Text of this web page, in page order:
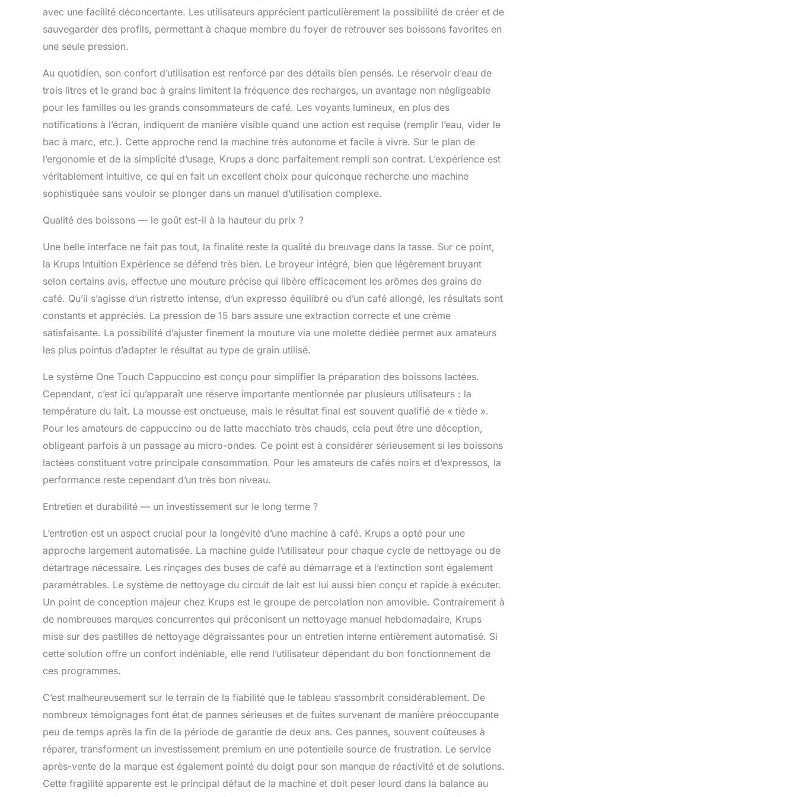
PERSONNALISATION ULTIME : personnalisez l'intensité de
quatrième niveau d'intensité PROFILS MULTIPLES : enregistrez
goûts
avec une facilité déconcertante. Les utilisateurs apprécient particulièrement la possibilité de créer et de
sauvegarder des profils, permettant à chaque membre du foyer de retrouver ses boissons favorites en
une seule pression.
Au quotidien, son confort d’utilisation est renforcé par des détails bien pensés. Le réservoir d’eau de
trois litres et le grand bac à grains limitent la fréquence des recharges, un avantage non négligeable
pour les familles ou les grands consommateurs de café. Les voyants lumineux, en plus des
notifications à l’écran, indiquent de manière visible quand une action est requise (remplir l’eau, vider le
bac à marc, etc.). Cette approche rend la machine très autonome et facile à vivre. Sur le plan de
l’ergonomie et de la simplicité d’usage, Krups a donc parfaitement rempli son contrat. L’expérience est
véritablement intuitive, ce qui en fait un excellent choix pour quiconque recherche une machine
sophistiquée sans vouloir se plonger dans un manuel d’utilisation complexe.
Qualité des boissons — le goût est-il à la hauteur du prix ?
Une belle interface ne fait pas tout, la finalité reste la qualité du breuvage dans la tasse. Sur ce point,
la Krups Intuition Expérience se défend très bien. Le broyeur intégré, bien que légèrement bruyant
selon certains avis, effectue une mouture précise qui libère efficacement les arômes des grains de
café. Qu’il s’agisse d’un ristretto intense, d’un expresso équilibré ou d’un café allongé, les résultats sont
constants et appréciés. La pression de 15 bars assure une extraction correcte et une crème
satisfaisante. La possibilité d’ajuster finement la mouture via une molette dédiée permet aux amateurs
les plus pointus d’adapter le résultat au type de grain utilisé.
Le système One Touch Cappuccino est conçu pour simplifier la préparation des boissons lactées.
Cependant, c’est ici qu’apparaît une réserve importante mentionnée par plusieurs utilisateurs : la
température du lait. La mousse est onctueuse, mais le résultat final est souvent qualifié de « tiède ».
Pour les amateurs de cappuccino ou de latte macchiato très chauds, cela peut être une déception,
obligeant parfois à un passage au micro-ondes. Ce point est à considérer sérieusement si les boissons
lactées constituent votre principale consommation. Pour les amateurs de cafés noirs et d’expressos, la
performance reste cependant d’un très bon niveau.
Entretien et durabilité — un investissement sur le long terme ?
L’entretien est un aspect crucial pour la longévité d’une machine à café. Krups a opté pour une
approche largement automatisée. La machine guide l’utilisateur pour chaque cycle de nettoyage ou de
détartrage nécessaire. Les rinçages des buses de café au démarrage et à l’extinction sont également
paramétrables. Le système de nettoyage du circuit de lait est lui aussi bien conçu et rapide à exécuter.
Un point de conception majeur chez Krups est le groupe de percolation non amovible. Contrairement à
de nombreuses marques concurrentes qui préconisent un nettoyage manuel hebdomadaire, Krups
mise sur des pastilles de nettoyage dégraissantes pour un entretien interne entièrement automatisé. Si
cette solution offre un confort indéniable, elle rend l’utilisateur dépendant du bon fonctionnement de
ces programmes.
C’est malheureusement sur le terrain de la fiabilité que le tableau s’assombrit considérablement. De
nombreux témoignages font état de pannes sérieuses et de fuites survenant de manière préoccupante
peu de temps après la fin de la période de garantie de deux ans. Ces pannes, souvent coûteuses à
réparer, transforment un investissement premium en une potentielle source de frustration. Le service
après-vente de la marque est également pointé du doigt pour son manque de réactivité et de solutions.
Cette fragilité apparente est le principal défaut de la machine et doit peser lourd dans la balance au